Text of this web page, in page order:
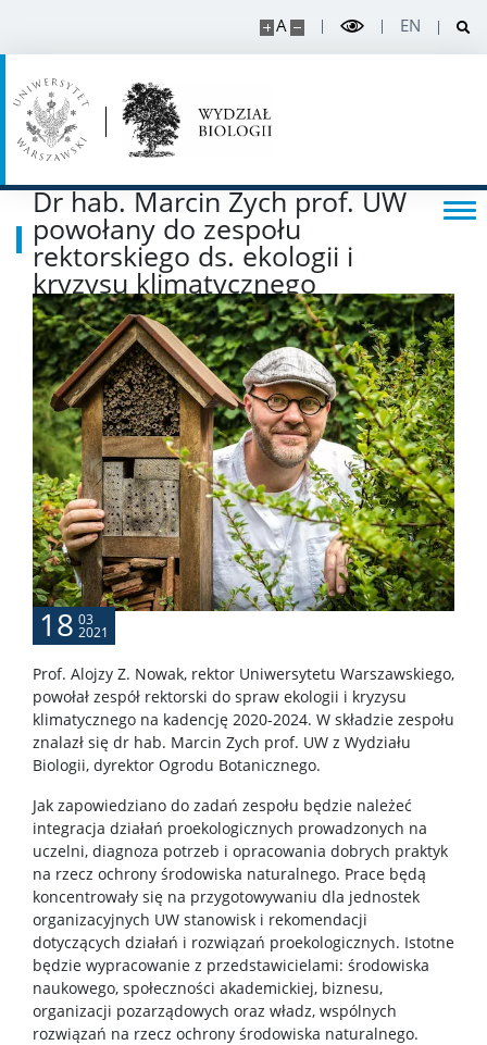
A EN
NAUKA
Projekty
Publikacje i patenty
Nagrody i wyróżnienia
Konferencje
Stopnie i tytuły
Rada Naukowa Dyscypliny
Dane badawcze UW
POPULARYZACJA
Posłuchaj o nauce
Poczytaj o nauce
Wydarzenia
Wystawy
USŁUGI
Dr hab. Marcin Zych prof. UW
powołany do zespołu
rektorskiego ds. ekologii i
kryzysu klimatycznego
18 03
2021
Prof. Alojzy Z. Nowak, rektor Uniwersytetu Warszawskiego,
powołał zespół rektorski do spraw ekologii i kryzysu
klimatycznego na kadencję 2020-2024. W składzie zespołu
znalazł się dr hab. Marcin Zych prof. UW z Wydziału
Biologii, dyrektor Ogrodu Botanicznego.
Jak zapowiedziano do zadań zespołu będzie należeć
integracja działań proekologicznych prowadzonych na
uczelni, diagnoza potrzeb i opracowania dobrych praktyk
na rzecz ochrony środowiska naturalnego. Prace będą
koncentrowały się na przygotowywaniu dla jednostek
organizacyjnych UW stanowisk i rekomendacji
dotyczących działań i rozwiązań proekologicznych. Istotne
będzie wypracowanie z przedstawicielami: środowiska
naukowego, społeczności akademickiej, biznesu,
organizacji pozarządowych oraz władz, wspólnych
rozwiązań na rzecz ochrony środowiska naturalnego.